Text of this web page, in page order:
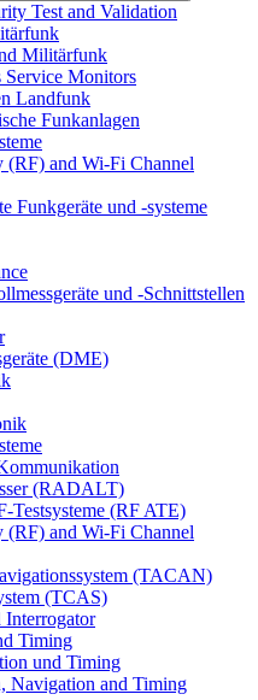
Test and Validation
Militärfunk
Service Monitors
Landfunk
Funkanlagen
(RF) and Wi-Fi Channel
Funkgeräte und -systeme
und -Schnittstellen
(DME)
(RADALT)
Testsysteme (RF ATE)
(RF) and Wi-Fi Channel
(TACAN)
(TCAS)
Interrogator
Timing
und Timing
Navigation and Timing